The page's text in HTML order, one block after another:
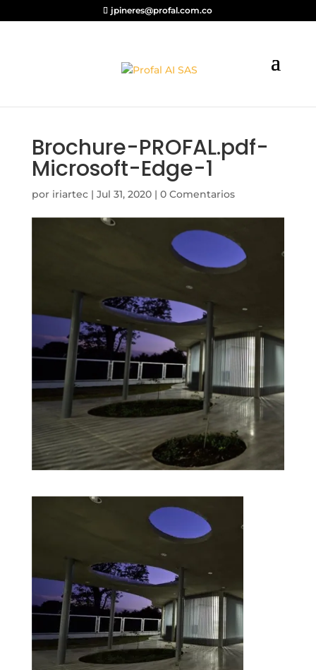
jpineres@profal.com.co
Brochure-PROFAL.pdf-
Microsoft-Edge-1
por iriartec| Jul 31, 2020| 0 Comentarios